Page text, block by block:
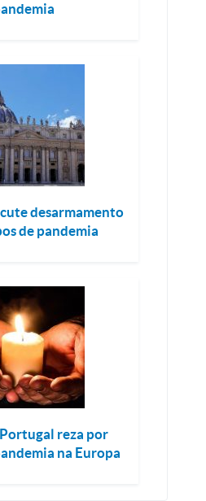
desarmamento
de pandemia
Portugal reza por
na Europa